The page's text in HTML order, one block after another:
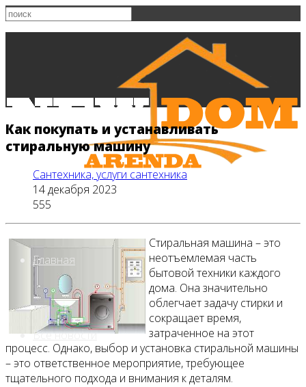
Главная
Все новости
Как покупать и устанавливать
стиральную машину
Сантехника, услуги сантехника
14 декабря 2023
555
Стиральная машина – это
неотъемлемая часть
бытовой техники каждого
дома. Она значительно
облегчает задачу стирки и
сокращает время,
затраченное на этот
процесс. Однако, выбор и установка стиральной машины
– это ответственное мероприятие, требующее
тщательного подхода и внимания к деталям.